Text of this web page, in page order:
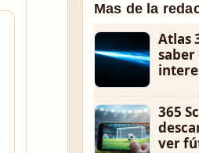
Mas de la
Atlas
saber
365
ver